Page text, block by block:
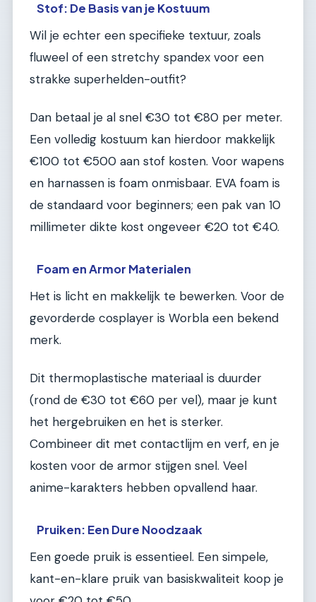
Stof: De Basis van je Kostuum
Wil je echter een specifieke textuur, zoals
fluweel of een stretchy spandex voor een
strakke superhelden-outfit?
Dan betaal je al snel €30 tot €80 per meter.
Een volledig kostuum kan hierdoor makkelijk
€100 tot €500 aan stof kosten. Voor wapens
en harnassen is foam onmisbaar. EVA foam is
de standaard voor beginners; een pak van 10
millimeter dikte kost ongeveer €20 tot €40.
Foam en Armor Materialen
Het is licht en makkelijk te bewerken. Voor de
gevorderde cosplayer is Worbla een bekend
merk.
Dit thermoplastische materiaal is duurder
(rond de €30 tot €60 per vel), maar je kunt
het hergebruiken en het is sterker.
Combineer dit met contactlijm en verf, en je
kosten voor de armor stijgen snel. Veel
anime-karakters hebben opvallend haar.
Pruiken: Een Dure Noodzaak
Een goede pruik is essentieel. Een simpele,
kant-en-klare pruik van basiskwaliteit koop je